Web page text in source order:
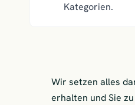
Kategorien.
Wir setzen alles
erhalten und Sie